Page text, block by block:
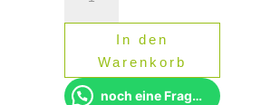
Kleinbildfilme
In den
Warenkorb
noch eine Frage?